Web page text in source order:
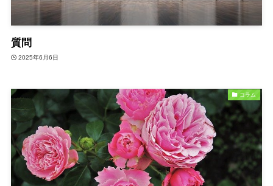
質問
2025年6月6日
コラム